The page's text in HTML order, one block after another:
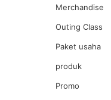
Merchandise
Outing Class
Paket usaha
produk
Promo